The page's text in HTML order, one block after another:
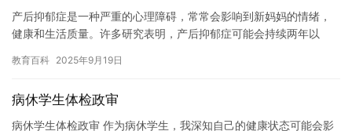
产后抑郁症是一种严重的心理障碍，常常会影响到新妈妈的情绪，
健康和生活质量。许多研究表明，产后抑郁症可能会持续两年以
能会导…
教育百科 2025年9月19日
病休学生体检政审
病休学生体检政审 作为病休学生，我深知自己的健康状态可能会影